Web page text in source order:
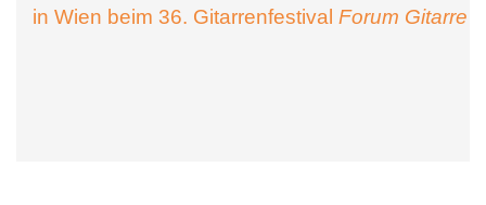
in Wien beim 36. Gitarrenfestival Forum Gitarre